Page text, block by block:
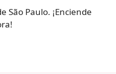
Paulo. ¡Enciende